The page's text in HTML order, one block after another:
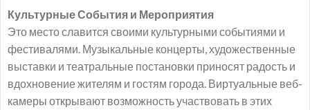
Культурные События и Мероприятия
Это место славится своими культурными событиями и
фестивалями. Музыкальные концерты, художественные
выставки и театральные постановки приносят радость и
вдохновение жителям и гостям города. Виртуальные веб-
камеры открывают возможность участвовать в этих